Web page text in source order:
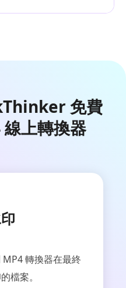
免費
上轉換器
轉換器在最終
檔案。